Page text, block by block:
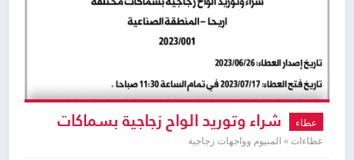
عطاء شراء وتوريد الواح زجاجية بسماكات
مختلفة اريحا
عطاءات » المنيوم وواجهات زجاجية